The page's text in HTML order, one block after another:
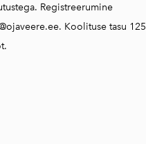
Registreerumine
Koolituse tasu 125